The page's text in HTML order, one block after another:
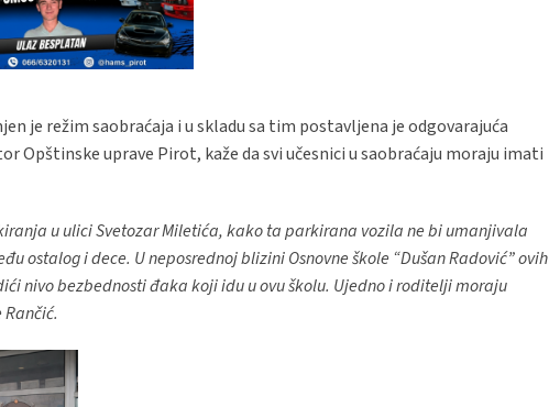
je režim saobraćaja i u skladu sa tim postavljena je odgovarajuća
Opštinske uprave Pirot, kaže da svi učesnici u saobraćaju moraju imati
u ulici Svetozar Miletića, kako ta parkirana vozila ne bi umanjivala
ostalog i dece. U neposrednoj blizini Osnovne škole “Dušan Radović” ovih
nivo bezbednosti đaka koji idu u ovu školu. Ujedno i roditelji moraju